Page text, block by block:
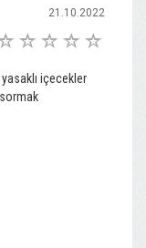
21.10.2022
içecekler